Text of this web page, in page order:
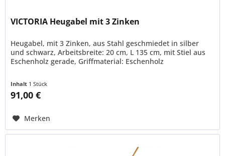
VICTORIA Heugabel mit 3 Zinken
Heugabel, mit 3 Zinken, aus Stahl geschmiedet in silber
und schwarz, Arbeitsbreite: 20 cm, L 135 cm, mit Stiel aus
Eschenholz gerade, Griffmaterial: Eschenholz
Inhalt 1 Stück
91,00 €
Merken